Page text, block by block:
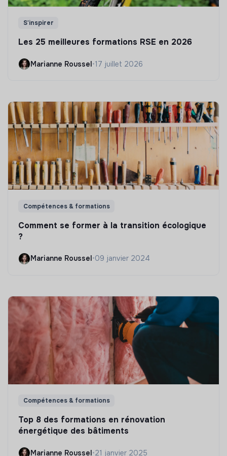
S'inspirer
Les 25 meilleures formations RSE en 2026
Marianne Roussel•17 juillet 2026
Compétences & formations
Comment se former à la transition écologique
?
Marianne Roussel•09 janvier 2024
Compétences & formations
Top 8 des formations en rénovation
énergétique des bâtiments
Marianne Roussel•21 janvier 2025